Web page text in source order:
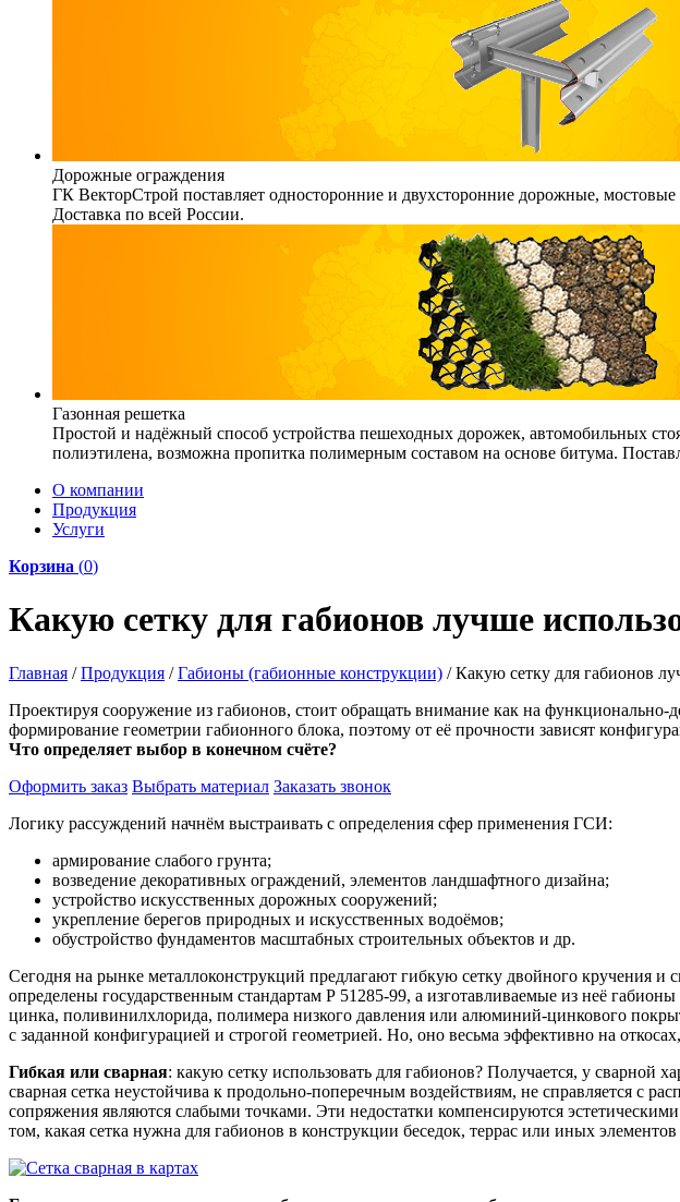
Дорожные ограждения
ГК ВекторСтрой поставляет односторонние и двухсторонние дорожные,
Доставка по всей России.
Газонная решетка
Простой и надёжный способ устройства пешеходных дорожек, автомобильных
полиэтилена, возможна пропитка полимерным составом на основе битума.
О компании
Продукция
Услуги
Корзина (0)
Какую сетку для габионов лучше
Главная / Продукция / Габионы (габионные конструкции) / Какую сетку для габионов
Проектируя сооружение из габионов, стоит обращать внимание как на функционально-
формирование геометрии габионного блока, поэтому от её прочности зависят
Что определяет выбор в конечном счёте?
Оформить заказ Выбрать материал Заказать звонок
Логику рассуждений начнём выстраивать с определения сфер применения ГСИ:
армирование слабого грунта;
возведение декоративных ограждений, элементов ландшафтного дизайна;
устройство искусственных дорожных сооружений;
укрепление берегов природных и искусственных водоёмов;
обустройство фундаментов масштабных строительных объектов и др.
Сегодня на рынке металлоконструкций предлагают гибкую сетку двойного кручения и
определены государственным стандартам Р 51285-99, а изготавливаемые из неё
цинка, поливинилхлорида, полимера низкого давления или алюминий-цинкового
с заданной конфигурацией и строгой геометрией. Но, оно весьма эффективно на
Гибкая или сварная: какую сетку использовать для габионов? Получается, у сварной
сварная сетка неустойчива к продольно-поперечным воздействиям, не справляется с
сопряжения являются слабыми точками. Эти недостатки компенсируются
том, какая сетка нужна для габионов в конструкции беседок, террас или иных